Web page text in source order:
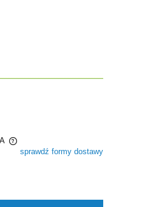
sprawdź formy dostawy